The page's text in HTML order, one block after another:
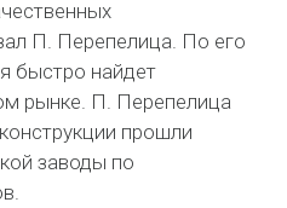
П. Перепелица. По его
быстро найдет
рынке. П. Перепелица
прошли
заводы по